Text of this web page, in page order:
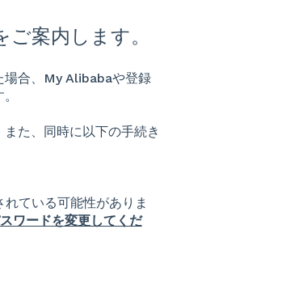
案内します。
場合、My Alibabaや登録
また、同時に以下の手続き
ている可能性がありま
ワードを変更してくだ